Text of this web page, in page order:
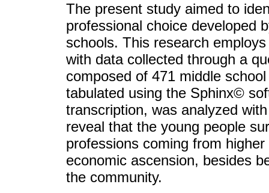
The present study aimed to
professional choice developed
schools. This research
with data collected through a
composed of 471 middle
tabulated using the Sphinx©
transcription, was analyzed
reveal that the young people
professions coming from
economic ascension, besides
the community.